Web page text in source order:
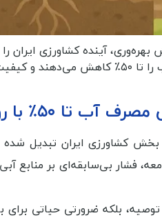
آینده کشاورزی ایران
جدیدترین روش‌های هوشمند آبیاری را معرفی می‌کند که
با روش‌های جدید
کشاورزی ایران تبدیل
فشار بی‌سابقه‌ای بر منابع
بلکه ضرورتی حیاتی برای